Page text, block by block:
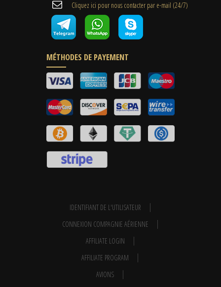
Cliquez ici pour nous contacter par e-mail (24/7)
MÉTHODES DE PAYEMENT
IDENTIFIANT DE L'UTILISATEUR
CONNEXION COMPAGNIE AÉRIENNE
AFFILIATE LOGIN
AFFILIATE PROGRAM
AVIONS